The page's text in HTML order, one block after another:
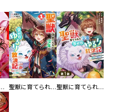
EX ～その賞金稼ぎは、世界の出口を探す～【単行本版】 聖獣に育てられた少年の異世界ゆるり放浪記～神様からもらったチート魔法で、仲間たちとスローライフを満喫中～ 聖獣に育てられた少年の異世界ゆるり放浪記～神様からもらったチート魔法で、仲間たちとスローライフを満喫中～【分冊版】